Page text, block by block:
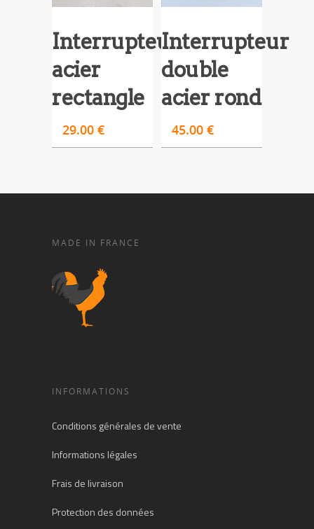
Interrupteur
acier
rectangle
29.00 €
Interrupteur
double
acier rond
45.00 €
MADE IN FRANCE
INFORMATIONS
Conditions générales de vente
Informations légales
Frais de livraison
Protection des données